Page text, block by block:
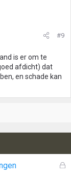
#9
is er om te
afdicht) dat
en schade kan
G